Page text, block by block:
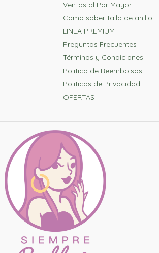
Ventas al Por Mayor
Como saber talla de anillo
LINEA PREMIUM
Preguntas Frecuentes
Términos y Condiciones
Politica de Reembolsos
Politicas de Privacidad
OFERTAS